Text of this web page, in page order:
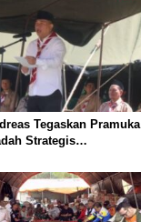
Tegaskan Pramuka
Strategis